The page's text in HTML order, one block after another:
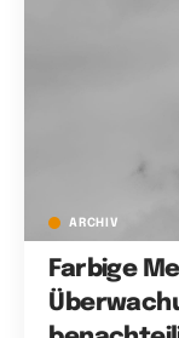
ARCHIV
Farbige